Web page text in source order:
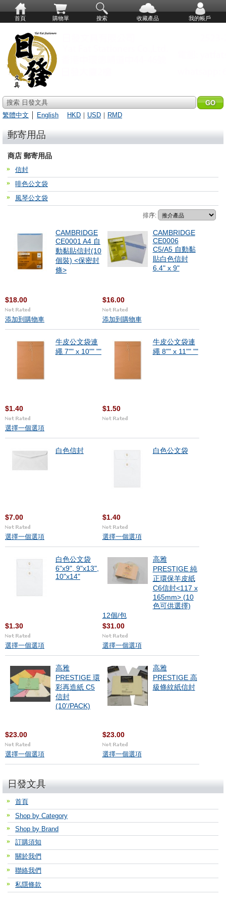
首頁 購物單 搜索 收藏產品 我的帳戶
搜索 日發文具
繁體中文
English HKD ｜ USD ｜ RMD
郵寄用品
商店 郵寄用品
信封
啡色公文袋
風琴公文袋
排序:
CAMBRIDGE
CE0001 A4 自
動黏貼信封(10
個裝) <保密封
條>
$18.00
添加到購物車
CAMBRIDGE
CE0006
C5/A5 自動黏
貼白色信封
6.4" x 9"
$16.00
添加到購物車
牛皮公文袋連
繩 7"" x 10"" ""
$1.40
選擇一個選項
牛皮公文袋連
繩 8"" x 11"" ""
$1.50
白色信封
$7.00
選擇一個選項
白色公文袋
$1.40
選擇一個選項
白色公文袋
6"x9", 9"x13",
10"x14"
$1.30
選擇一個選項
高雅
PRESTIGE 純
正環保羊皮紙
C6信封<117 x
165mm> (10
色可供選擇)
12個/包
$31.00
選擇一個選項
高雅
PRESTIGE 環
彩再造紙 C5
信封
(10'/PACK)
$23.00
選擇一個選項
高雅
PRESTIGE 高
級條紋紙信封
$23.00
選擇一個選項
日發文具
首頁
Shop by Category
Shop by Brand
訂購須知
關於我們
聯絡我們
私隱條款